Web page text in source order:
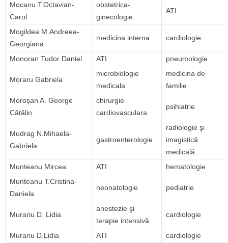
Mocanu T.Octavian-
Carol
obstetrica-
ginecologie
ATI
Mogildea M.Andreea-
Georgiana
medicina interna cardiologie
Monoran Tudor Daniel ATI pneumologie
Moraru Gabriela
microbiologie
medicala
medicina de
familie
Moroșan A. George
Cătălin
chirurgie
cardiovasculara
psihiatrie
Mudrag N.Mihaela-
Gabriela
gastroenterologie
radiologie şi
imagistică
medicală
Munteanu Mircea
ATI
hematologie
Munteanu T.Cristina-
Daniela
neonatologie pediatrie
Murariu D. Lidia
anestezie şi
terapie intensivă
cardiologie
Murariu D.Lidia ATI
cardiologie